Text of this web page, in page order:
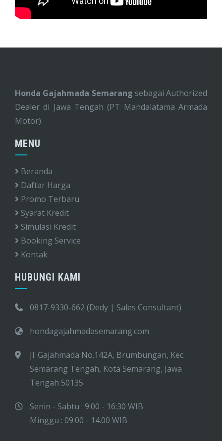
Honda Gajahmada Semarang sebagai Authorized
Dealer di Jawa Tengah (PT Mandalatama Armada
Motor).
MENU
Beranda
Daftar Harga
Promo Terbaru
Syarat Kredit
Simulasi Kredit
Booking Service
Kontak
HUBUNGI KAMI
0817-9330-662 (Dedy | Sales Consultant)
hondagajahmadasemarang.com
Jl. Gajahmada No.142A, Brumbungan, Kec.
Semarang Tengah, Kota Semarang, Jawa
Tengah 50135
Senin - Sabtu : 9:00 - 16:30 WIB
Minggu : 09.00 - 14.00 WIB